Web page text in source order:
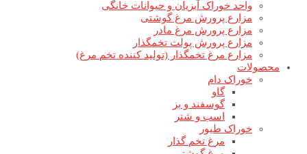
واحد خوراک آبزیان و حیوانات خانگی
مزارع پرورش مرغ گوشتی
مزارع پرورش مرغ مادر
مزارع پرورش پولت تخمگذار
مزارع مرغ تخمگذار (تولید کننده تخم مرغ)
محصولات
خوراک دام
گاو
گوسفند و بز
اسب و شتر
خوراک طیور
مرغ تخم گذار